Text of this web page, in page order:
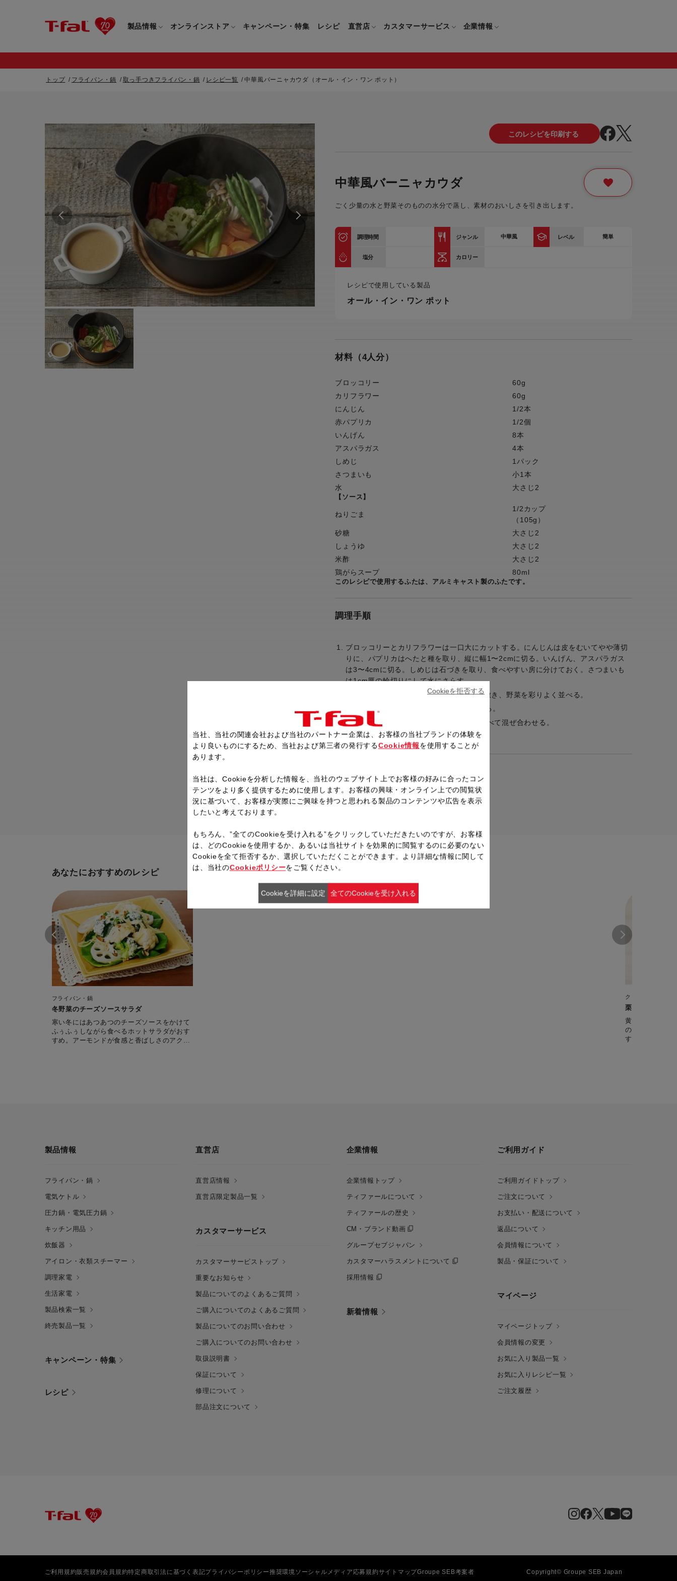
製品情報
すべてのフライパン・鍋
取っ手のとれるフライパン・鍋
電気ケトル
すべての電気ケトル
すべての圧力鍋・電気圧力鍋
圧力鍋
キッチンナイフ(包丁)
マルチみじん切り器
保存容器
ドリンクウェア
すべてのアイロン・衣類スチーマー
衣類スチーマー専用タイプ(1way)
スチームアイロン
ハンドブレンダー
フードプロセッサー
トースター
電気圧力鍋
生活家電
オンラインストア
すべてのフライパン・鍋一覧
取っ手つきフライパン・鍋一覧
取っ手のとれるフライパン・鍋一覧
電気ケトル一覧
すべての電気ケトル一覧
圧力鍋・電気圧力鍋一覧
すべての圧力鍋・電気圧力鍋一覧
圧力鍋一覧
電気圧力鍋一覧
すべてのキッチン用品一覧
キッチンナイフ(包丁)一覧
マルチみじん切り器一覧
保存容器一覧
ドリンクウェア一覧
キッチンツール一覧
カトラリー一覧
すべてのアイロン・衣類スチーマー
衣類スチーマーアイロン兼用タイプ
衣類スチーマー専用タイプ(1way)一
ハンドブレンダー一覧
フードプロセッサー一覧
トースター一覧
電気圧力鍋一覧
生活家電一覧
ギフト・プレゼント特集
キャンペーン・特集 レシピ 直営店 カスタマーサービス
重要なお知らせ 製品についてのよくあるご質問
ご購入についてのよくあるご質問
ティファール会員に関するよくある
ご質問
保証について
企業情報
ティファールの歴史
CM・ブランド動画
採用情報
トップ フライパン・鍋 取っ手つきフライパン・鍋 レシピ一覧 中華風バーニャカウダ（オール・イン・ワン ポット）
中華風バーニャカウダ
ごく少量の水と野菜そのものの水分で蒸し、素材のおいしさを引き出します。
調理時間 ジャンル 中華風 レベル 簡単
塩分 カロリー
レシピで使用している製品
オール・イン・ワン ポット
材料（4人分）
ブロッコリー
60g
カリフラワー
60g
にんじん
1/2本
赤パプリカ
1/2個
いんげん
8本
アスパラガス
4本
しめじ
1パック
さつまいも
小1本
水
大さじ2
【ソース】
ねりごま
1/2カップ
（105g）
砂糖
大さじ2
しょうゆ
大さじ2
米酢
大さじ2
鶏がらスープ
80ml
このレシピで使用するふたは、アルミキャスト製のふたです。
調理手順
ブロッコリーとカリフラワーは一口大にカットする。にんじんは皮をむいてやや薄切
りに、パプリカはへたと種を取り、縦に幅1〜2cmに切る。いんげん、アスパラガス
は3〜4cmに切る。しめじは石づきを取り、食べやすい房に分けておく。さつまいも
は1cm厚の輪切りにして水にさらす。
鍋に水大さじ2を入れクッキングシートを敷き、野菜を彩りよく並べる。
ふたをして強火で1分、弱火で20分加熱する。
加熱している間にソースを作る。材料をすべて混ぜ合わせる。
ふたをあけて器に盛り、ソースを添える。
レシピ一覧へ戻る
あなたにおすすめのレシピ
フライパン・鍋
冬野菜のチーズソースサラダ
寒い冬にはあつあつのチーズソースをかけて
ふぅふぅしながら食べるホットサラダがおす
すめ。アーモンドが食感と香ばしさのアクセ
クックフォーミー
栗きんとん
黄金色の栗きん
の栗の甘露煮を
製品情報
フライパン・鍋
電気ケトル
圧力鍋・電気圧力鍋
キッチン用品
炊飯器
アイロン・衣類スチーマー
調理家電
生活家電
製品検索一覧
終売製品一覧
キャンペーン・特集
レシピ
直営店
直営店情報
直営店限定製品一覧
カスタマーサービス
カスタマーサービストップ
重要なお知らせ
製品についてのよくあるご質問
ご購入についてのよくあるご質問
製品についてのお問い合わせ
ご購入についてのお問い合わせ
取扱説明書
保証について
修理について
部品注文について
企業情報
企業情報トップ
ティファールについて
ティファールの歴史
CM・ブランド動画
グループセブジャパン
カスタマーハラスメントについて
採用情報
新着情報
ご利用ガイド
ご利用ガイドトップ
ご注文について
お支払い・配送について
返品について
会員情報について
製品・保証について
マイページ
マイページトップ
会員情報の変更
お気に入り製品一覧
お気に入りレシピ一覧
ご注文履歴
ご利用規約販売規約会員規約特定商取引法に基づく表記プライバシーポリシー推奨環境 ソーシャルメディア応募規約サイトマップGroupe SEB考案者 Copyright© Groupe SEB Japan
当社、当社の関連会社および当社のパートナー企業は、お客様の当社ブランドの体験を
より良いものにするため、当社および第三者の発行するCookie情報 を使用することが
あります。
当社は、Cookieを分析した情報を、当社のウェブサイト上でお客様の好みに合ったコン
テンツをより多く提供するために使用します。お客様の興味・オンライン上での閲覧状
況に基づいて、お客様が実際にご興味を持つと思われる製品のコンテンツや広告を表示
したいと考えております。
もちろん、”全てのCookieを受け入れる”をクリックしていただきたいのですが、お客様
は、どのCookieを使用するか、あるいは当社サイトを効果的に閲覧するのに必要のない
Cookieを全て拒否するか、選択していただくことができます。より詳細な情報に関して
は、当社のCookieポリシーをご覧ください。
Cookieを拒否する
Cookieを詳細に設定 全てのCookieを受け入れる